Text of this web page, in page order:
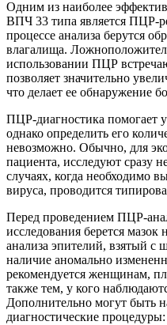
Одним из наиболее
ВПЧ 33 типа является ПЦР-
процессе анализа берутся
влагалища.
использовании ПЦР
позволяет значительно
что делает ее обнаружение
ПЦР-диагностика помогает
однако определить его
невозможно. Обычно, для
пациента, исследуют сразу
случаях, когда необходимо
вируса, проводится
Перед проведением ПЦР-
исследования берется
анализа эпителий, взятый с
наличие аномально
рекомендуется женщинам,
также тем, у кого
Дополнительно могут быть
диагностические процедуры: